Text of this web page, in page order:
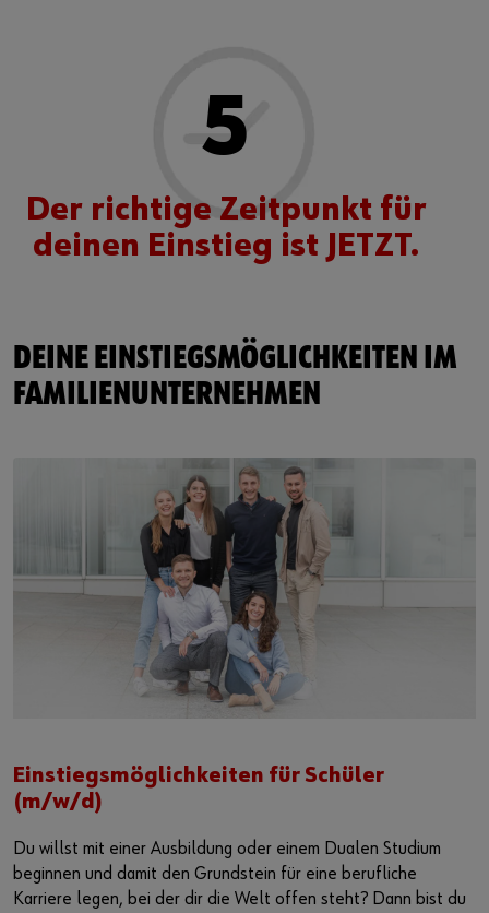
5
Der richtige Zeitpunkt für
deinen Einstieg ist JETZT.
DEINE EINSTIEGSMÖGLICHKEITEN IM
FAMILIENUNTERNEHMEN
Einstiegsmöglichkeiten für Schüler
(m/w/d)
Du willst mit einer Ausbildung oder einem Dualen Studium
beginnen und damit den Grundstein für eine berufliche
Karriere legen, bei der dir die Welt offen steht? Dann bist du